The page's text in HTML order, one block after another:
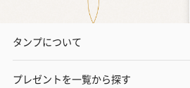
タンプについて
プレゼントを一覧から探す